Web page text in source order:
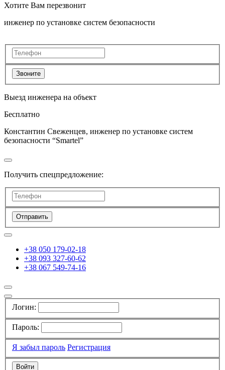
Хотите Вам перезвонит
инженер по установке систем безопасности
Звоните
Выезд инженера на объект
Бесплатно
Константин Свеженцев, инженер по установке систем
безопасности “Smartel”
Получить спецпредложение:
Отправить
+38 050 179-02-18
+38 093 327-60-62
+38 067 549-74-16
Логин:
Пароль:
Я забыл пароль Регистрация